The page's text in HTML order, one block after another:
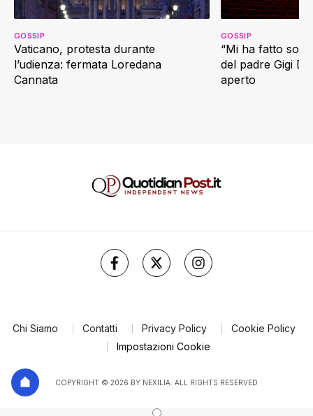
Vaticano, protesta durante
l’udienza: fermata Loredana
Cannata
GOSSIP
“Mi ha fatto
del padre Gigi
aperto
GOSSIP
Chi Siamo Contatti Privacy Policy
Cookie Policy
Impostazioni Cookie
COPYRIGHT © 2026 BY NEXILIA. ALL RIGHTS RESERVED